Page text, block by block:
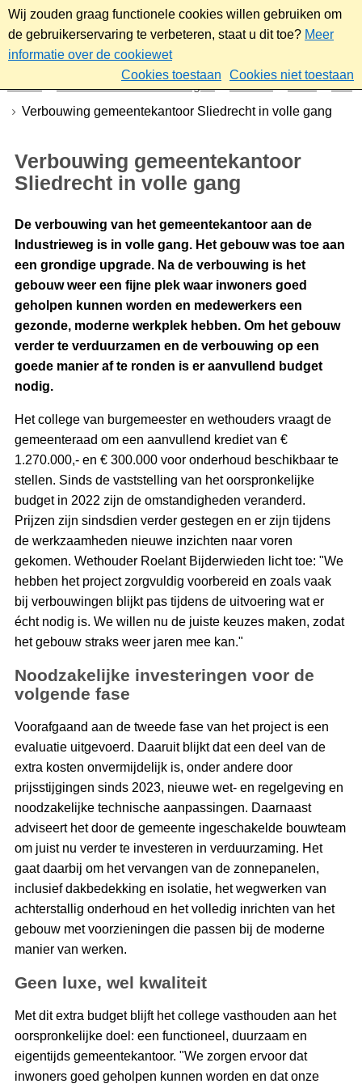
Wij zouden graag functionele cookies willen gebruiken om
de gebruikerservaring te verbeteren, staat u dit toe? Meer
informatie over de cookiewet
Cookies toestaan
Cookies niet toestaan
Nieuws & bekendmakingen Nieuws 2025
Mei
Verbouwing gemeentekantoor Sliedrecht in volle gang
Verbouwing gemeentekantoor
Sliedrecht in volle gang
De verbouwing van het gemeentekantoor aan de
Industrieweg is in volle gang. Het gebouw was toe aan
een grondige upgrade. Na de verbouwing is het
gebouw weer een fijne plek waar inwoners goed
geholpen kunnen worden en medewerkers een
gezonde, moderne werkplek hebben. Om het gebouw
verder te verduurzamen en de verbouwing op een
goede manier af te ronden is er aanvullend budget
nodig.
Het college van burgemeester en wethouders vraagt de
gemeenteraad om een aanvullend krediet van €
1.270.000,- en € 300.000 voor onderhoud beschikbaar te
stellen. Sinds de vaststelling van het oorspronkelijke
budget in 2022 zijn de omstandigheden veranderd.
Prijzen zijn sindsdien verder gestegen en er zijn tijdens
de werkzaamheden nieuwe inzichten naar voren
gekomen. Wethouder Roelant Bijderwieden licht toe: "We
hebben het project zorgvuldig voorbereid en zoals vaak
bij verbouwingen blijkt pas tijdens de uitvoering wat er
écht nodig is. We willen nu de juiste keuzes maken, zodat
het gebouw straks weer jaren mee kan."
Noodzakelijke investeringen voor de
volgende fase
Voorafgaand aan de tweede fase van het project is een
evaluatie uitgevoerd. Daaruit blijkt dat een deel van de
extra kosten onvermijdelijk is, onder andere door
prijsstijgingen sinds 2023, nieuwe wet- en regelgeving en
noodzakelijke technische aanpassingen. Daarnaast
adviseert het door de gemeente ingeschakelde bouwteam
om juist nu verder te investeren in verduurzaming. Het
gaat daarbij om het vervangen van de zonnepanelen,
inclusief dakbedekking en isolatie, het wegwerken van
achterstallig onderhoud en het volledig inrichten van het
gebouw met voorzieningen die passen bij de moderne
manier van werken.
Geen luxe, wel kwaliteit
Met dit extra budget blijft het college vasthouden aan het
oorspronkelijke doel: een functioneel, duurzaam en
eigentijds gemeentekantoor. "We zorgen ervoor dat
inwoners goed geholpen kunnen worden en dat onze